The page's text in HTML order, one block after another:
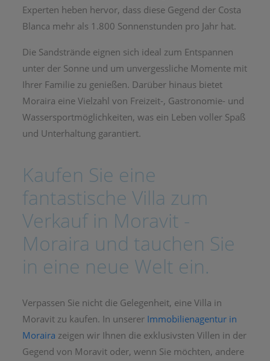
Experten heben hervor, dass diese Gegend der Costa
Blanca mehr als 1.800 Sonnenstunden pro Jahr hat.
Die Sandstrände eignen sich ideal zum Entspannen
unter der Sonne und um unvergessliche Momente mit
Ihrer Familie zu genießen. Darüber hinaus bietet
Moraira eine Vielzahl von Freizeit-, Gastronomie- und
Wassersportmöglichkeiten, was ein Leben voller Spaß
und Unterhaltung garantiert.
Kaufen Sie eine
fantastische Villa zum
Verkauf in Moravit -
Moraira und tauchen Sie
in eine neue Welt ein.
Verpassen Sie nicht die Gelegenheit, eine Villa in
Moravit zu kaufen. In unserer Immobilienagentur in
Moraira zeigen wir Ihnen die exklusivsten Villen in der
Gegend von Moravit oder, wenn Sie möchten, andere